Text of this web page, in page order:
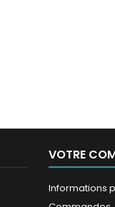
VOTRE
Informations